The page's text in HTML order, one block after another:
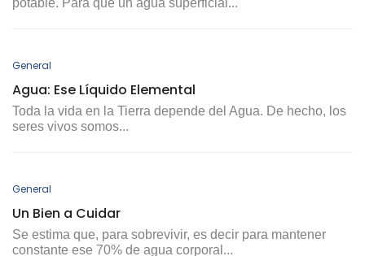
General
Agua: Ese Líquido Elemental
Toda la vida en la Tierra depende del Agua. De hecho, los
seres vivos somos...
General
Un Bien a Cuidar
Se estima que, para sobrevivir, es decir para mantener
constante ese 70% de agua corporal...